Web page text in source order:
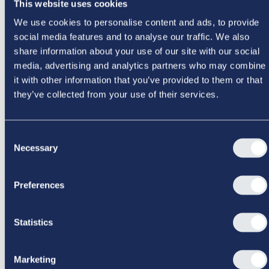
This website uses cookies
We use cookies to personalise content and ads, to provide
social media features and to analyse our traffic. We also
share information about your use of our site with our social
media, advertising and analytics partners who may combine
it with other information that you’ve provided to them or that
they’ve collected from your use of their services.
Selection
Necessary
Preferences
Statistics
Marketing
corporate functions and enable them to play actively and
effectively in a Strategic Business Partner role driving value
creation through strategic insight, impactful engagement
with the line of business and cross-functional
collaboration.
See program Download program information
Strategi og Forretningsudvikling
2026-08-17